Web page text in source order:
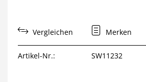
Vergleichen Merken
Artikel-Nr.: SW11232